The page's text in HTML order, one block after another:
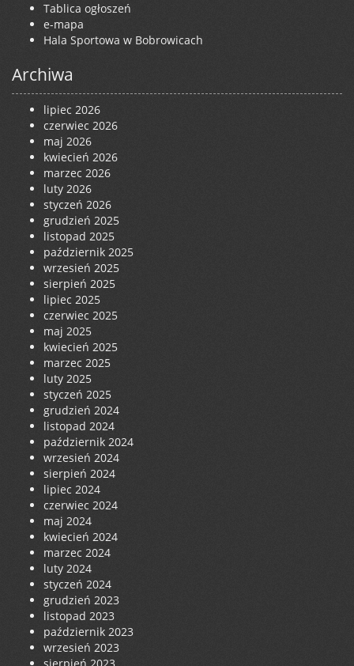
Tablica ogłoszeń
e-mapa
Hala Sportowa w Bobrowicach
Archiwa
lipiec 2026
czerwiec 2026
maj 2026
kwiecień 2026
marzec 2026
luty 2026
styczeń 2026
grudzień 2025
listopad 2025
październik 2025
wrzesień 2025
sierpień 2025
lipiec 2025
czerwiec 2025
maj 2025
kwiecień 2025
marzec 2025
luty 2025
styczeń 2025
grudzień 2024
listopad 2024
październik 2024
wrzesień 2024
sierpień 2024
lipiec 2024
czerwiec 2024
maj 2024
kwiecień 2024
marzec 2024
luty 2024
styczeń 2024
grudzień 2023
listopad 2023
październik 2023
wrzesień 2023